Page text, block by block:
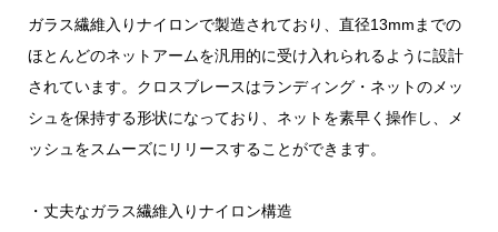
ガラス繊維入りナイロンで製造されており、直径13mmまでの
ほとんどのネットアームを汎用的に受け入れられるように設計
されています。クロスブレースはランディング・ネットのメッ
シュを保持する形状になっており、ネットを素早く操作し、メ
ッシュをスムーズにリリースすることができます。
・丈夫なガラス繊維入りナイロン構造